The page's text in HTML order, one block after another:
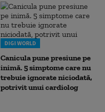
DIGI WORLD
Canicula pune presiune pe
inimă. 5 simptome care nu
trebuie ignorate niciodată,
potrivit unui cardiolog